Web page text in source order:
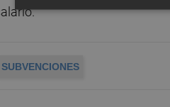
SUBVENCIONES